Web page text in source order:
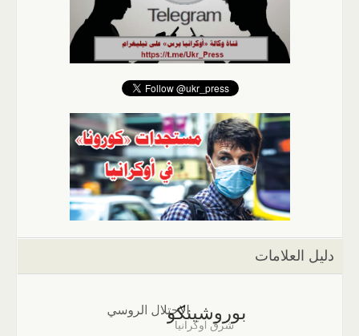
دليل العلامات